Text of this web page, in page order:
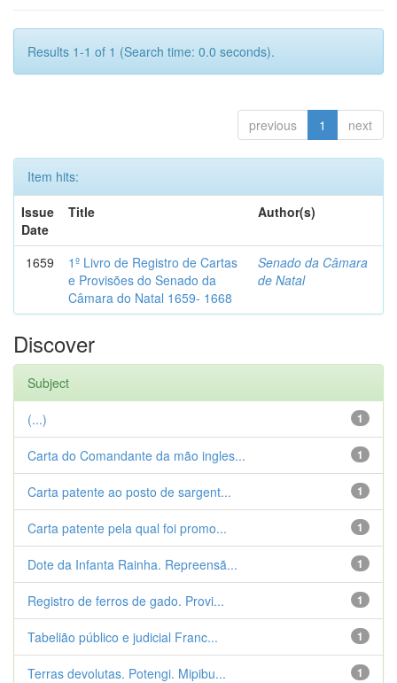
Results 1-1 of 1 (Search time: 0.0 seconds).
previous 1 next
Item hits:
Issue
Date
Title Author(s)
1659
1º Livro de Registro de Cartas
e Provisões do Senado da
Câmara do Natal 1659- 1668
Senado da Câmara
de Natal
Discover
Subject
1
(...)
1
Carta do Comandante da mão ingles...
1
Carta patente ao posto de sargent...
1
Carta patente pela qual foi promo...
1
Dote da Infanta Rainha. Repreensã...
1
Registro de ferros de gado. Provi...
1
Tabelião público e judicial Franc...
1
Terras devolutas. Potengi. Mipibu...